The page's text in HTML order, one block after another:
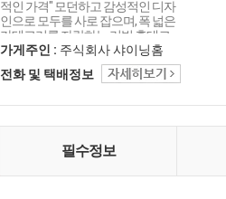
적인 가격" 모던하고 감성적인 디자
인으로 모두를 사로 잡으며, 폭 넓은
카테고리를 자랑하는 리빙 홈데코
인테리어 샤이닝홈입니다.
가게주인 : 주식회사 샤이닝홈
전화 및 택배정보
필수정보